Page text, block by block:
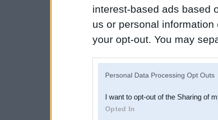
interest-based ads based
us or personal
your opt-out. You may
Downstream Participants
third parties.
Personal Data Processing Opt Outs
I want to opt-out of the Sharing of
Opted In